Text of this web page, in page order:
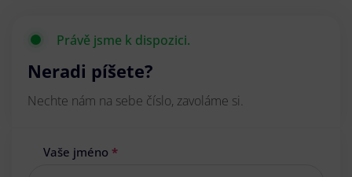
Právě jsme k dispozici.
Neradi píšete?
Nechte nám na sebe číslo, zavoláme si.
Vaše jméno *